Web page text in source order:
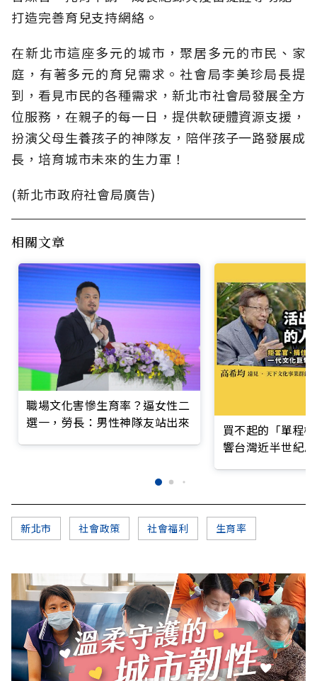
打造完善育兒支持網絡。
在新北市這座多元的城市，聚居多元的市民、家
庭，有著多元的育兒需求。社會局李美珍局長提
到，看見市民的各種需求，新北市社會局發展全方
位服務，在親子的每一日，提供軟硬體資源支援，
扮演父母生養孩子的神隊友，陪伴孩子一路發展成
長，培育城市未來的生力軍！
(新北市政府社會局廣告)
相關文章
職場文化害慘生育率？逼女性二
選一，勞長：男性神隊友站出來
買不起的「單程
響台灣近半世紀
新北市 社會政策 社會福利 生育率